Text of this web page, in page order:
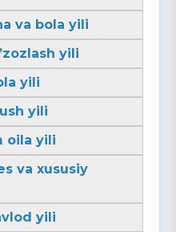
va bola yili
yili
yili
yili
oila yili
va xususiy
yili